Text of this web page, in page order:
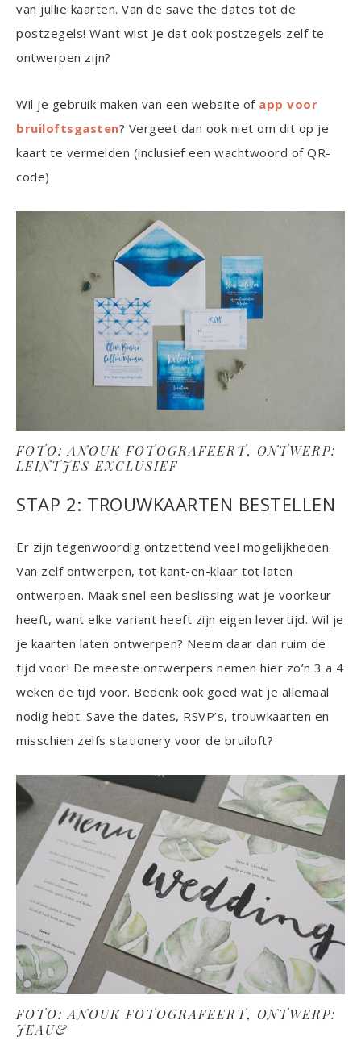
van jullie kaarten. Van de save the dates tot de
postzegels! Want wist je dat ook postzegels zelf te
ontwerpen zijn?
Wil je gebruik maken van een website of app voor
bruiloftsgasten? Vergeet dan ook niet om dit op je
kaart te vermelden (inclusief een wachtwoord of QR-
code)
FOTO: ANOUK FOTOGRAFEERT, ONTWERP:
LEINTJES EXCLUSIEF
STAP 2: TROUWKAARTEN BESTELLEN
Er zijn tegenwoordig ontzettend veel mogelijkheden.
Van zelf ontwerpen, tot kant-en-klaar tot laten
ontwerpen. Maak snel een beslissing wat je voorkeur
heeft, want elke variant heeft zijn eigen levertijd. Wil je
je kaarten laten ontwerpen? Neem daar dan ruim de
tijd voor! De meeste ontwerpers nemen hier zo’n 3 a 4
weken de tijd voor. Bedenk ook goed wat je allemaal
nodig hebt. Save the dates, RSVP’s, trouwkaarten en
misschien zelfs stationery voor de bruiloft?
FOTO: ANOUK FOTOGRAFEERT, ONTWERP:
JEAU&